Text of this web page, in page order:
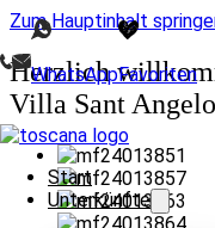
Zum Hauptinhalt
WhatsAppFavoriten
Start
Unterkünfte
Herzlich
Villa Sant